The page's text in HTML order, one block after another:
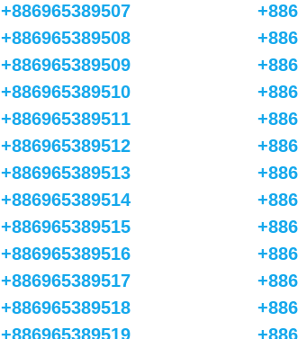
+886965389507
+886965389508
+886965389509
+886965389510
+886965389511
+886965389512
+886965389513
+886965389514
+886965389515
+886965389516
+886965389517
+886965389518
+886965389519